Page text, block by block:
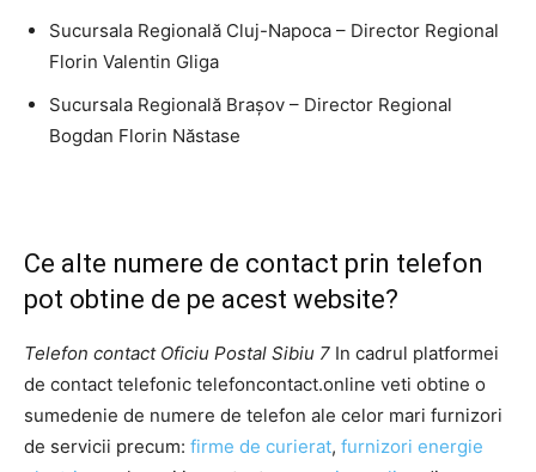
Sucursala Regională Cluj-Napoca – Director Regional
Florin Valentin Gliga
Sucursala Regională Braşov – Director Regional
Bogdan Florin Năstase
Ce alte numere de contact prin telefon
pot obtine de pe acest website?
Telefon contact Oficiu Postal Sibiu 7 In cadrul platformei
de contact telefonic telefoncontact.online veti obtine o
sumedenie de numere de telefon ale celor mari furnizori
de servicii precum: firme de curierat, furnizori energie